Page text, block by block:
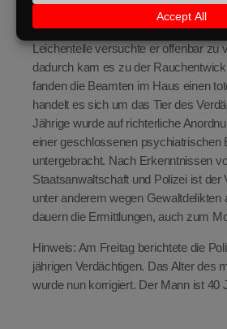
Leichenteile fest. Nach derzeitigen
40-Jährige im Verdacht, die Tote
Leichenteile versuchte er offenbar zu
dadurch kam es zu der
fanden die Beamten im Haus einen
handelt es sich um das Tier des
Jährige wurde auf richterliche
einer geschlossenen psychiatrischen
untergebracht. Nach Erkenntnissen
Staatsanwaltschaft und Polizei ist der
unter anderem wegen Gewaltdelikten
dauern die Ermittlungen, auch zum
Hinweis: Am Freitag berichtete die
jährigen Verdächtigen. Das Alter des
wurde nun korrigiert. Der Mann ist 40